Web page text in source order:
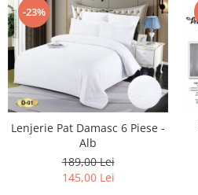
-23%
Lenjerie Pat Damasc 6 Piese -
Alb
189,00 Lei
145,00 Lei